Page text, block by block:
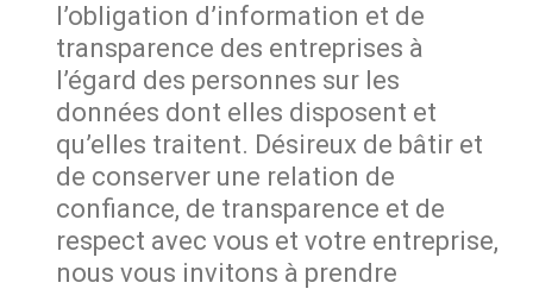
l’obligation d’information et de
transparence des entreprises à
l’égard des personnes sur les
données dont elles disposent et
qu’elles traitent. Désireux de bâtir et
de conserver une relation de
confiance, de transparence et de
respect avec vous et votre entreprise,
nous vous invitons à prendre